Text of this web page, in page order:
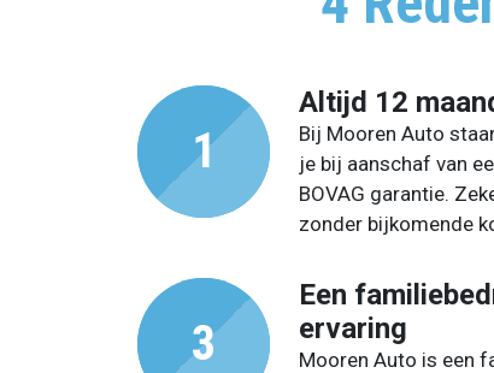
Altijd 12
Bij Mooren Auto
je bij aanschaf van
BOVAG garantie.
zonder bijkomende
Een
ervaring
Mooren Auto is een